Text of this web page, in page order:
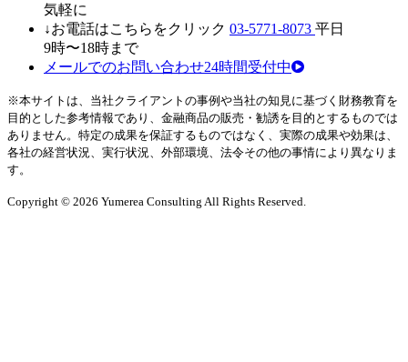
気軽に
↓お電話はこちらをクリック 03-5771-8073 平日
9時〜18時まで
メールでのお問い合わせ24時間受付中
※本サイトは、当社クライアントの事例や当社の知見に基づく財務教育を
目的とした参考情報であり、金融商品の販売・勧誘を目的とするものでは
ありません。特定の成果を保証するものではなく、実際の成果や効果は、
各社の経営状況、実行状況、外部環境、法令その他の事情により異なりま
す。
Copyright © 2026 Yumerea Consulting All Rights Reserved.